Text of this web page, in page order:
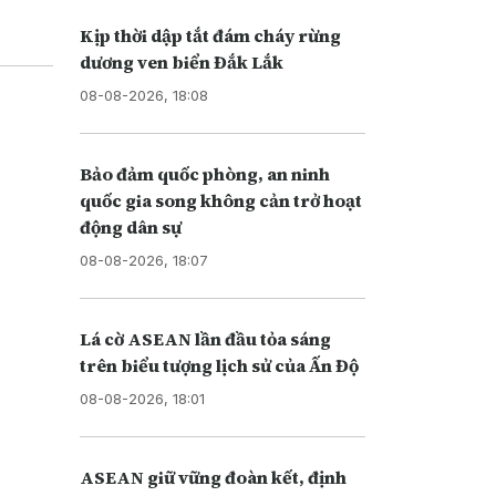
Kịp thời dập tắt đám cháy rừng
dương ven biển Đắk Lắk
08-08-2026, 18:08
Bảo đảm quốc phòng, an ninh
quốc gia song không cản trở hoạt
động dân sự
08-08-2026, 18:07
Lá cờ ASEAN lần đầu tỏa sáng
trên biểu tượng lịch sử của Ấn Độ
08-08-2026, 18:01
ASEAN giữ vững đoàn kết, định